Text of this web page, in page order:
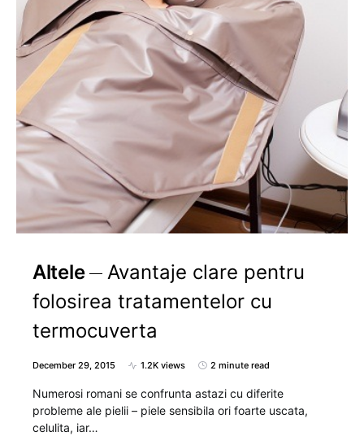
Altele
Avantaje clare pentru
folosirea tratamentelor cu
termocuverta
December 29, 2015 1.2K views 2 minute read
Numerosi romani se confrunta astazi cu diferite
probleme ale pielii – piele sensibila ori foarte uscata,
celulita, iar…